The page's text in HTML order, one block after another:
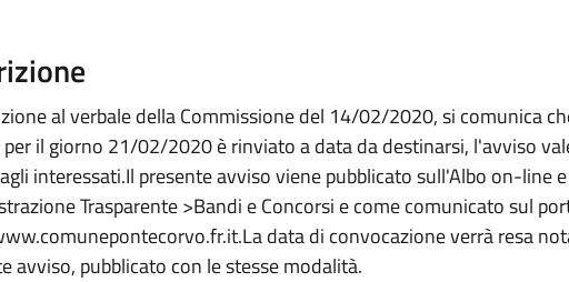
al verbale della Commissione del 14/02/2020, si comunica
il giorno 21/02/2020 è rinviato a data da destinarsi, l'avviso
interessati.Il presente avviso viene pubblicato sull'Albo on-line
Trasparente >Bandi e Concorsi e come comunicato sul
data di convocazione verrà resa
avviso, pubblicato con le stesse modalità.